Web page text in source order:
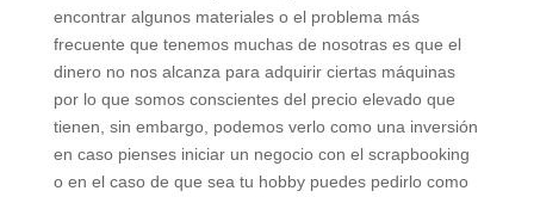
encontrar algunos materiales o el problema más
frecuente que tenemos muchas de nosotras es que el
dinero no nos alcanza para adquirir ciertas máquinas
por lo que somos conscientes del precio elevado que
tienen, sin embargo, podemos verlo como una inversión
en caso pienses iniciar un negocio con el scrapbooking
o en el caso de que sea tu hobby puedes pedirlo como